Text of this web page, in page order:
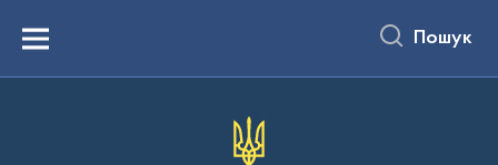
вмістуMenu Пошук